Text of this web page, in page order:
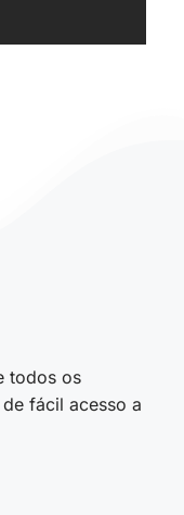
todos os
fácil acesso a